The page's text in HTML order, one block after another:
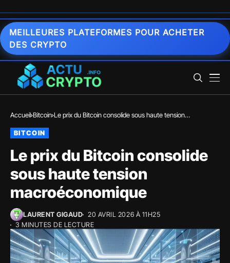
MEILLEURES PLATEFORMES POUR ACHETER
DES CRYPTO
Accueil Bitcoin Le prix du Bitcoin consolide sous haute tension
BITCOIN
Le prix du Bitcoin consolide
sous haute tension
macroéconomique
LAURENT GIGAUD
20 AVRIL 2026 À 11H25
3 MINUTES DE LECTURE